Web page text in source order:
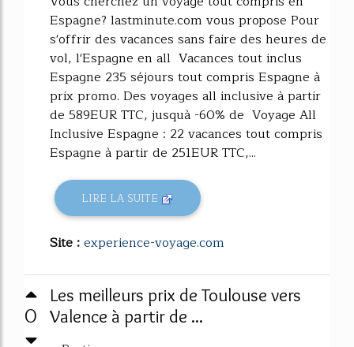
Espagne? lastminute.com vous propose Pour
s'offrir des vacances sans faire des heures de
vol, l'Espagne en all Vacances tout inclus
Espagne 235 séjours tout compris Espagne à
prix promo. Des voyages all inclusive à partir
de 589EUR TTC, jusquà -60% de Voyage All
Inclusive Espagne : 22 vacances tout compris
Espagne à partir de 251EUR TTC,...
LIRE LA SUITE
Site :experience-voyage.com
0
Les meilleurs prix de Toulouse vers
Valence à partir de ...